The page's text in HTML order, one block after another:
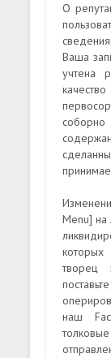
О
Ваша
учтена
Menu] на
творец
наш